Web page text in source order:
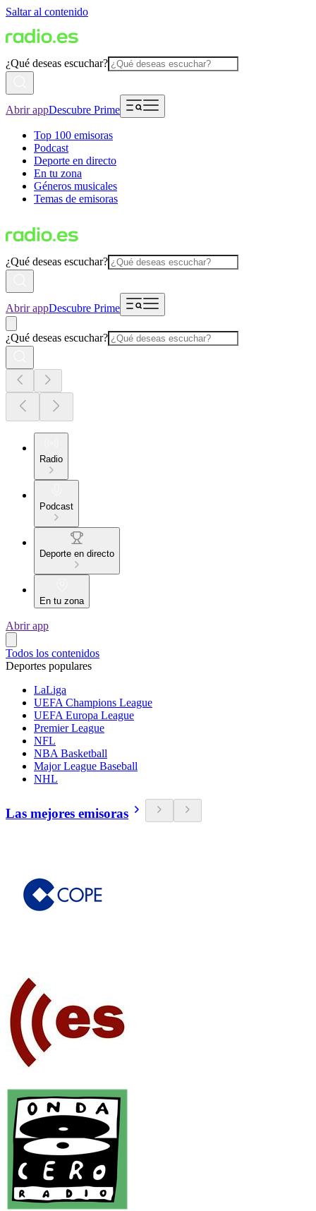
Saltar al contenido
¿Qué deseas escuchar?
Abrir appDescubre Prime
Top 100 emisoras
Podcast
Deporte en directo
En tu zona
Géneros musicales
Temas de emisoras
¿Qué deseas escuchar?
Abrir appDescubre Prime
¿Qué deseas escuchar?
Radio
Podcast
Deporte en directo
En tu zona
Abrir app
Todos los contenidos
Deportes populares
LaLiga
UEFA Champions League
UEFA Europa League
Premier League
NFL
NBA Basketball
Major League Baseball
NHL
Las mejores emisoras